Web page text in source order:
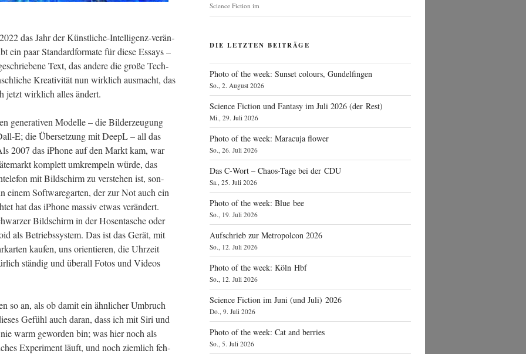
das Jahr der Künst­li­che-Intel­li­genz-ver­än­
ein paar Stan­dard­for­ma­te für die­se Essays –
Text, das ande­re die gro­ße Tech­
Krea­ti­vi­tät nun wirk­lich aus­macht, das
jetzt wirk­lich alles ändert.
gene­ra­ti­ven Model­le – die Bil­der­zeu­gung
die Über­set­zung mit DeepL – all das
2007 das iPho­ne auf den Markt kam, war
kom­plett umkrem­peln wür­de, das
mit Bild­schirm zu ver­ste­hen ist, son­
einem Soft­ware­gar­ten, der zur Not auch ein
hat das iPho­ne mas­siv etwas ver­än­dert.
Bild­schirm in der Hosen­ta­sche oder
als Betriebs­sys­tem. Das ist das Gerät, mit
kau­fen, uns ori­en­tie­ren, die Uhr­zeit
stän­dig und über­all Fotos und Vide­os
so an, als ob damit ein ähn­li­cher Umbruch
Gefühl auch dar­an, dass ich mit Siri und
warm gewor­den bin; was hier noch als
Expe­ri­ment läuft, und noch ziem­lich feh­
Science Fiction im
DIE LETZTEN BEITRÄGE
Photo of the week: Sunset colours, Gundelfingen
So., 2. August 2026
Science Fiction und Fantasy im Juli 2026 (der Rest)
Mi., 29. Juli 2026
Photo of the week: Maracuja flower
So., 26. Juli 2026
Das C‑Wort – Chaos-Tage bei der CDU
Sa., 25. Juli 2026
Photo of the week: Blue bee
So., 19. Juli 2026
Aufschrieb zur Metropolcon 2026
So., 12. Juli 2026
Photo of the week: Köln Hbf
So., 12. Juli 2026
Science Fiction im Juni (und Juli) 2026
Do., 9. Juli 2026
Photo of the week: Cat and berries
So., 5. Juli 2026